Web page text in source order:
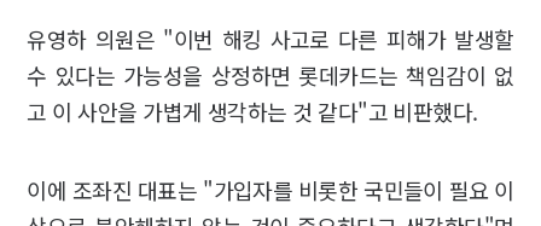
유영하 의원은 "이번 해킹 사고로 다른 피해가 발생할
수 있다는 가능성을 상정하면 롯데카드는 책임감이 없
고 이 사안을 가볍게 생각하는 것 같다"고 비판했다.
이에 조좌진 대표는 "가입자를 비롯한 국민들이 필요 이